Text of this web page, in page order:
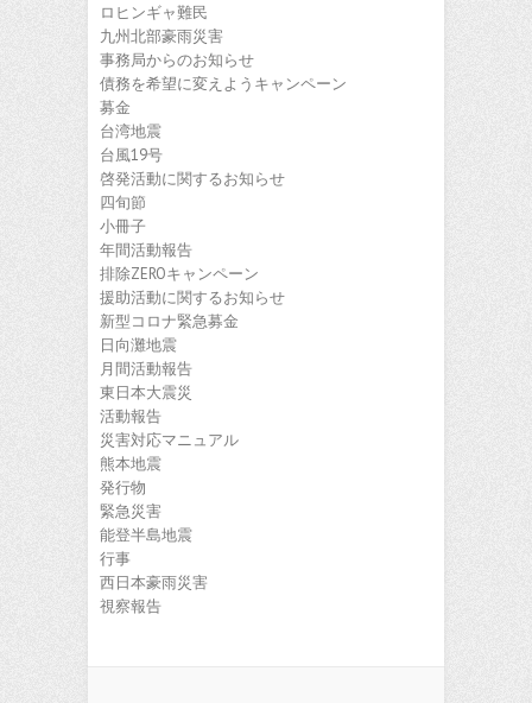
ロヒンギャ難民
九州北部豪雨災害
事務局からのお知らせ
債務を希望に変えようキャンペーン
募金
台湾地震
台風19号
啓発活動に関するお知らせ
四旬節
小冊子
年間活動報告
排除ZEROキャンペーン
援助活動に関するお知らせ
新型コロナ緊急募金
日向灘地震
月間活動報告
東日本大震災
活動報告
災害対応マニュアル
熊本地震
発行物
緊急災害
能登半島地震
行事
西日本豪雨災害
視察報告